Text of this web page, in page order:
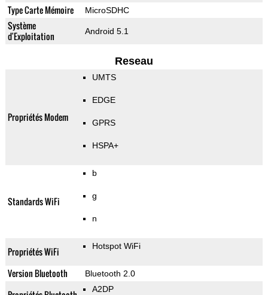
Type Carte Mémoire
MicroSDHC
Système
d'Exploitation
Android 5.1
Reseau
Propriétés Modem
UMTS
EDGE
GPRS
HSPA+
Standards WiFi
b
g
n
Propriétés WiFi Hotspot WiFi
Version Bluetooth Bluetooth 2.0
A2DP